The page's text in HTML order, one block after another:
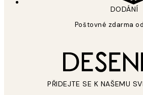
DODÁNÍ
Poštovné zdarma
PŘIDEJTE SE K NAŠEMU